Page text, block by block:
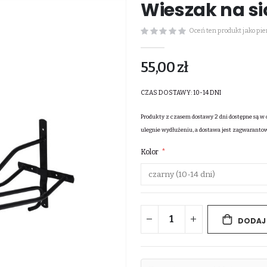
Wieszak na
Oceń ten produkt jako
55,00 zł
CZAS DOSTAWY:10-14 DNI
Produkty z czasem dostawy 2 dni dostępne są
ulegnie wydłużeniu, a dostawa jest
Kolor
DODAJ